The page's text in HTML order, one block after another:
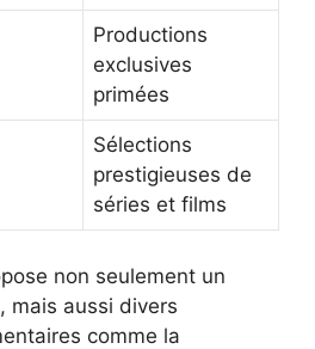
Productions
exclusives
primées
Sélections
prestigieuses de
séries et films
non seulement un
, mais aussi divers
comme la